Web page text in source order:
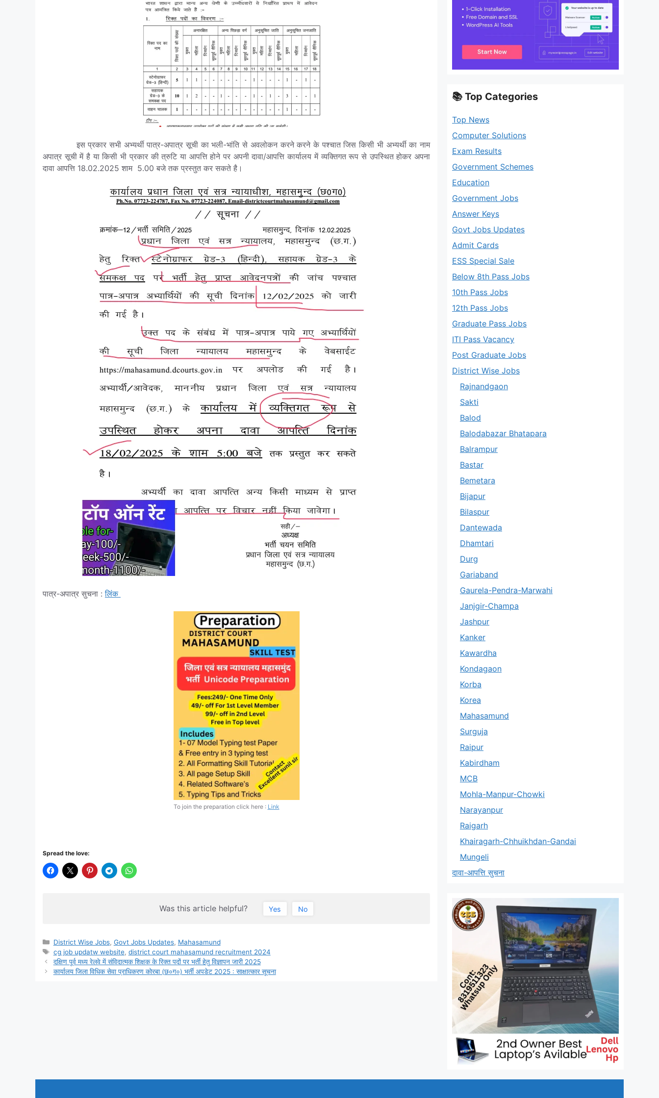
इस प्रकार सभी अभ्यर्थी पात्र-अपात्र सूची का भली-भांति से अवलोकन करने करने के पश्चात जिस किसी भी अभ्यर्थी का नाम
अपात्र सूची में है या किसी भी प्रकार की त्रुटि या आपत्ति होने पर अपनी दावा/आपत्ति कार्यालय में व्यक्तिगत रूप से उपस्थित होकर अपना
दावा आपत्ति 18.02.2025 शाम 5.00 बजे तक प्रस्तुत कर सकते है।
पात्र-अपात्र सुचना :लिंक
To join the preparation click here : Link
Spread the love:
Was this article helpful? Yes No
Categories
District Wise Jobs, Govt Jobs Updates, Mahasamund
Tags
cg job updatw website, district court mahasamund recruitment 2024
दक्षिण पूर्व मध्य रेलवे में संविदात्मक शिक्षक के रिक्त पदों पर भर्ती हेतु विज्ञापन जारी 2025
कार्यालय जिला विधिक सेवा प्राधिकरण कोरबा (छ०ग०) भर्ती अपडेट 2025 : साक्षात्कार सूचना
📚 Top Categories
Top News
Computer Solutions
Exam Results
Government Schemes
Education
Government Jobs
Answer Keys
Govt Jobs Updates
Admit Cards
ESS Special Sale
Below 8th Pass Jobs
10th Pass Jobs
12th Pass Jobs
Graduate Pass Jobs
ITI Pass Vacancy
Post Graduate Jobs
District Wise Jobs
Rajnandgaon
Sakti
Balod
Balodabazar Bhatapara
Balrampur
Bastar
Bemetara
Bijapur
Bilaspur
Dantewada
Dhamtari
Durg
Gariaband
Gaurela-Pendra-Marwahi
Janjgir-Champa
Jashpur
Kanker
Kawardha
Kondagaon
Korba
Korea
Mahasamund
Surguja
Raipur
Kabirdham
MCB
Mohla-Manpur-Chowki
Narayanpur
Raigarh
Khairagarh-Chhuikhdan-Gandai
Mungeli
दावा-आपत्ति सुचना